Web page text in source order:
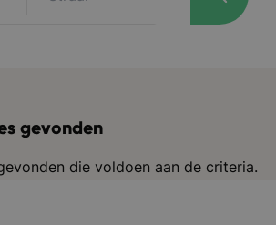
gevonden
die voldoen aan de criteria.